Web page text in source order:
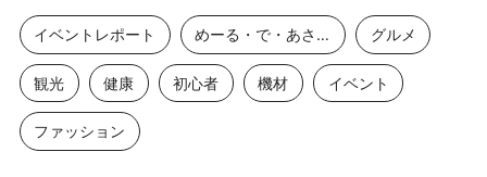
イベントレポート めーる・で・あさひ グルメ
観光 健康 初心者 機材 イベント
ファッション